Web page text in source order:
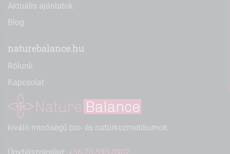
Aktuális ajánlatok
Blog
naturebalance.hu
Rólunk
Kapcsolat
kiváló minőségű bio- és natúrkozmetikumok